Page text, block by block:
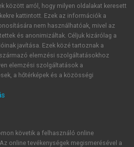
között arról, hogy milyen oldalakat keresett
kattintott. Ezek az információk a
nem használhatóak, mivel az
és anonimizáltak. Céljuk kizárólag a
javítása. Ezek közé tartoznak a
elemzési szolgáltatásokhoz
elemzési szolgáltatások a
a hőtérképek és a közösségi
követik a felhasználó online
online tevékenységek megismerésével a